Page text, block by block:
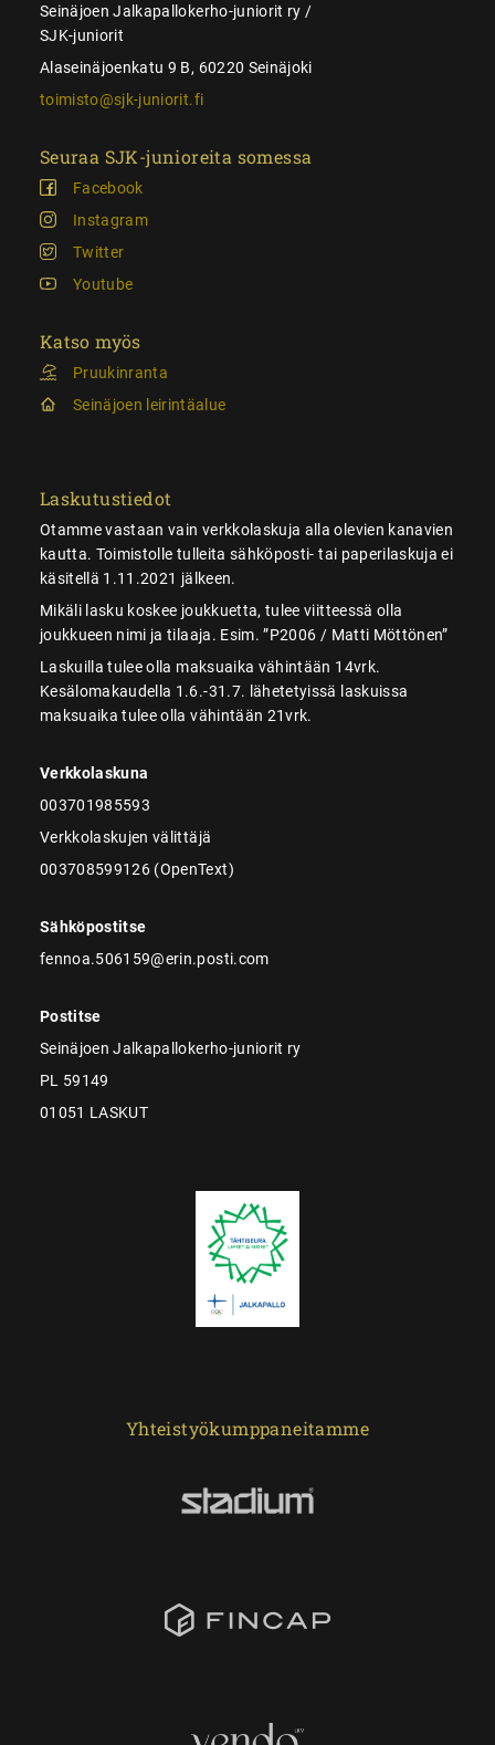
Seinäjoen Jalkapallokerho-juniorit ry /
SJK-juniorit
Alaseinäjoenkatu 9 B, 60220 Seinäjoki
toimisto@sjk-juniorit.fi
Seuraa SJK-junioreita somessa
Facebook
Instagram
Twitter
Youtube
Katso myös
Pruukinranta
Seinäjoen leirintäalue
Laskutustiedot
Otamme vastaan vain verkkolaskuja alla olevien kanavien
kautta. Toimistolle tulleita sähköposti- tai paperilaskuja ei
käsitellä 1.11.2021 jälkeen.
Mikäli lasku koskee joukkuetta, tulee viitteessä olla
joukkueen nimi ja tilaaja. Esim. ”P2006 / Matti Möttönen”
Laskuilla tulee olla maksuaika vähintään 14vrk.
Kesälomakaudella 1.6.-31.7. lähetetyissä laskuissa
maksuaika tulee olla vähintään 21vrk.
Verkkolaskuna
003701985593
Verkkolaskujen välittäjä
003708599126 (OpenText)
Sähköpostitse
fennoa.506159@erin.posti.com
Postitse
Seinäjoen Jalkapallokerho-juniorit ry
PL 59149
01051 LASKUT
Yhteistyökumppaneitamme